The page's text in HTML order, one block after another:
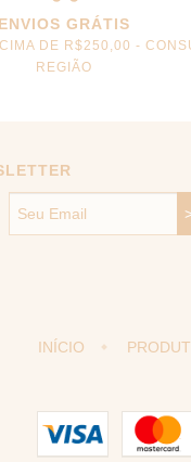
ENVIOS GRÁTIS
DE R$250,00 -
REGIÃO
INÍCIO